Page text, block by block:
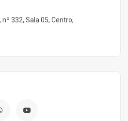
332, Sala 05, Centro,